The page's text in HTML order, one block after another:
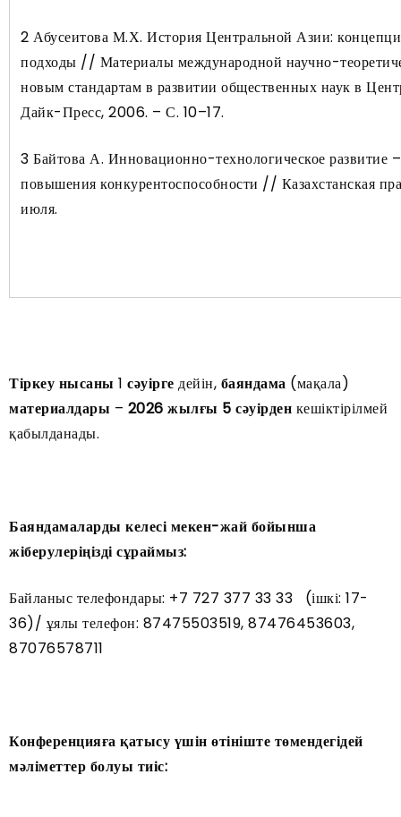
2 Абусеитова М.Х. История Центральной Азии:
подходы // Материалы международной научно-
новым стандартам в развитии общественных наук в
Дайк-Пресс, 2006. – С. 10–17.
3 Байтова А. Инновационно-технологическое развитие
повышения конкурентоспособности // Казахстанская
июля.
Тіркеу нысаны 1 сәуірге дейін, баяндама (мақала)
материалдары – 2026 жылғы 5 сәуірден кешіктірілмей
қабылданады.
Баяндамаларды келесі мекен-жай бойынша
жіберулеріңізді сұраймыз:
Байланыс телефондары: +7 727 377 33 33 (ішкі: 17-
36)/ ұялы телефон: 87475503519, 87476453603,
87076578711
Конференцияға қатысу үшін өтініште төмендегідей
мәліметтер болуы тиіс: